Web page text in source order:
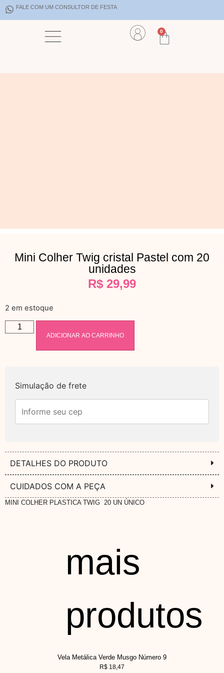
FALE COM UM CONSULTOR DE FESTA
0
Mini Colher Twig cristal Pastel com 20
unidades
R$ 29,99
2 em estoque
ADICIONAR AO CARRINHO
Simulação de frete
DETALHES DO PRODUTO
CUIDADOS COM A PEÇA
MINI COLHER PLASTICA TWIG 20 UN ÚNICO
mais
produtos
Vela Metálica Verde Musgo Número 9
R$ 18,47